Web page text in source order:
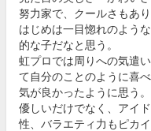
努力家で、クールさもあり
はじめは一目惚れのよう
的な子だなと思う。
虹プロでは周りへの気遣
て自分のことのように喜
気が良かったように思う。
優しいだけでなく、アイ
性、バラエティ力もピカイ